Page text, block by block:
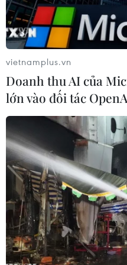
Ảnh minh họa.
Theo Trung tâm Dự
Quốc gia, đêm 11/1,
Quảng Trị đến Quảng
nhìn xa trên 10 km,
vietnamplus.vn
Doanh thu AI của
lớn vào đối tác